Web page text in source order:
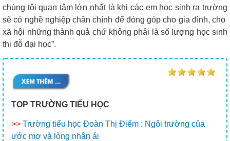
chúng tôi quan tâm lớn nhất là khi các em học sinh ra trường
sẽ có nghề nghiệp chân chính để đóng góp cho gia đình, cho
xã hội những thành quả chứ không phải là số lượng học sinh
thi đỗ đại học”.
TOP TRƯỜNG TIỂU HỌC
>> Trường tiểu học Đoàn Thị Điểm : Ngôi trường của
ước mơ và lòng nhân ái